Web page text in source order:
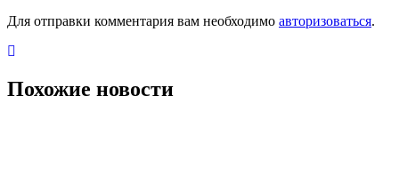
Для отправки комментария вам необходимо авторизоваться.
Похожие новости